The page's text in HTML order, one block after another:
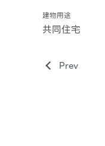
建物用途
共同住宅
Prev